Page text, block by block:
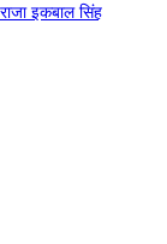
इकबाल सिंह